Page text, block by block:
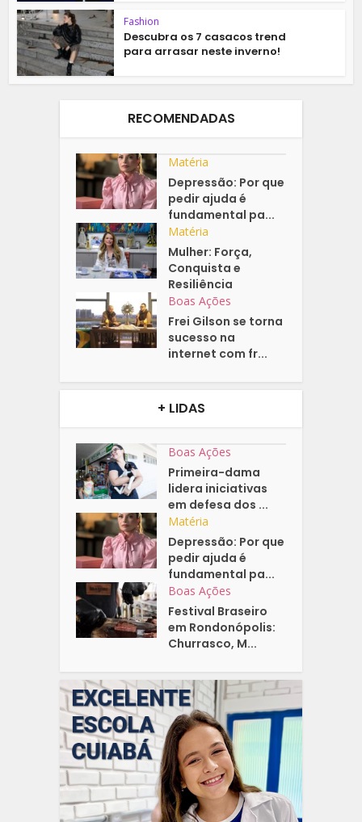
Fashion
Descubra os 7 casacos trend
para arrasar neste inverno!
RECOMENDADAS
Matéria
Depressão: Por que
pedir ajuda é
fundamental pa...
Matéria
Mulher: Força,
Conquista e
Resiliência
Boas Ações
Frei Gilson se torna
sucesso na
internet com fr...
+ LIDAS
Boas Ações
Primeira-dama
lidera iniciativas
em defesa dos ...
Matéria
Depressão: Por que
pedir ajuda é
fundamental pa...
Boas Ações
Festival Braseiro
em Rondonópolis:
Churrasco, M...